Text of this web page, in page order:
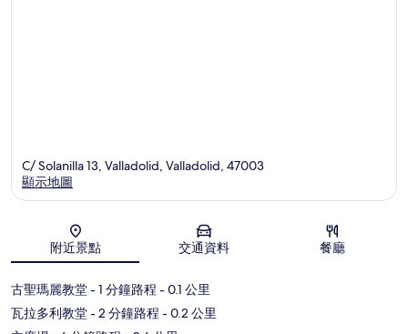
地圖
C/ Solanilla 13, Valladolid, Valladolid, 47003
顯示地圖
附近景點 交通資料 餐廳
古聖瑪麗教堂- 1 分鐘路程 - 0.1 公里
瓦拉多利教堂- 2 分鐘路程 - 0.2 公里